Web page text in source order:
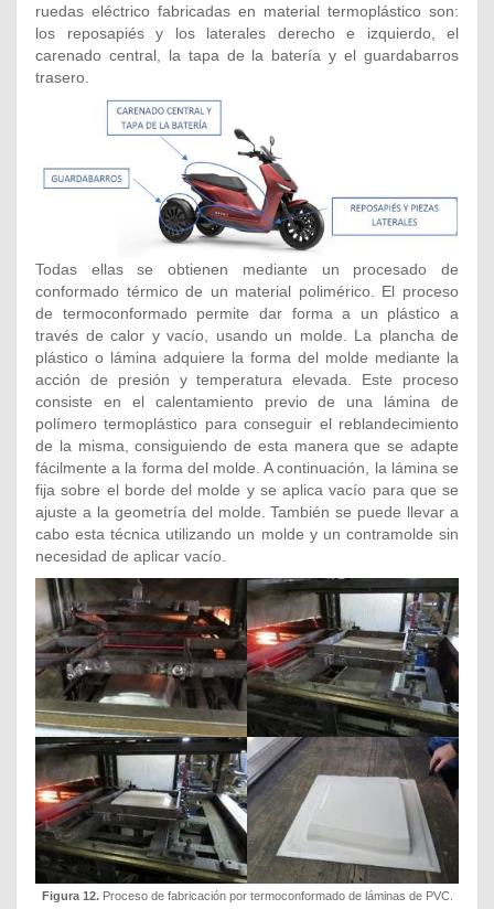
ruedas eléctrico fabricadas en material termoplástico son:
los reposapiés y los laterales derecho e izquierdo, el
carenado central, la tapa de la batería y el guardabarros
trasero.
Todas ellas se obtienen mediante un procesado de
conformado térmico de un material polimérico. El proceso
de termoconformado permite dar forma a un plástico a
través de calor y vacío, usando un molde. La plancha de
plástico o lámina adquiere la forma del molde mediante la
acción de presión y temperatura elevada. Este proceso
consiste en el calentamiento previo de una lámina de
polímero termoplástico para conseguir el reblandecimiento
de la misma, consiguiendo de esta manera que se adapte
fácilmente a la forma del molde. A continuación, la lámina se
fija sobre el borde del molde y se aplica vacío para que se
ajuste a la geometría del molde. También se puede llevar a
cabo esta técnica utilizando un molde y un contramolde sin
necesidad de aplicar vacío.
Figura 12. Proceso de fabricación por termoconformado de láminas de PVC.